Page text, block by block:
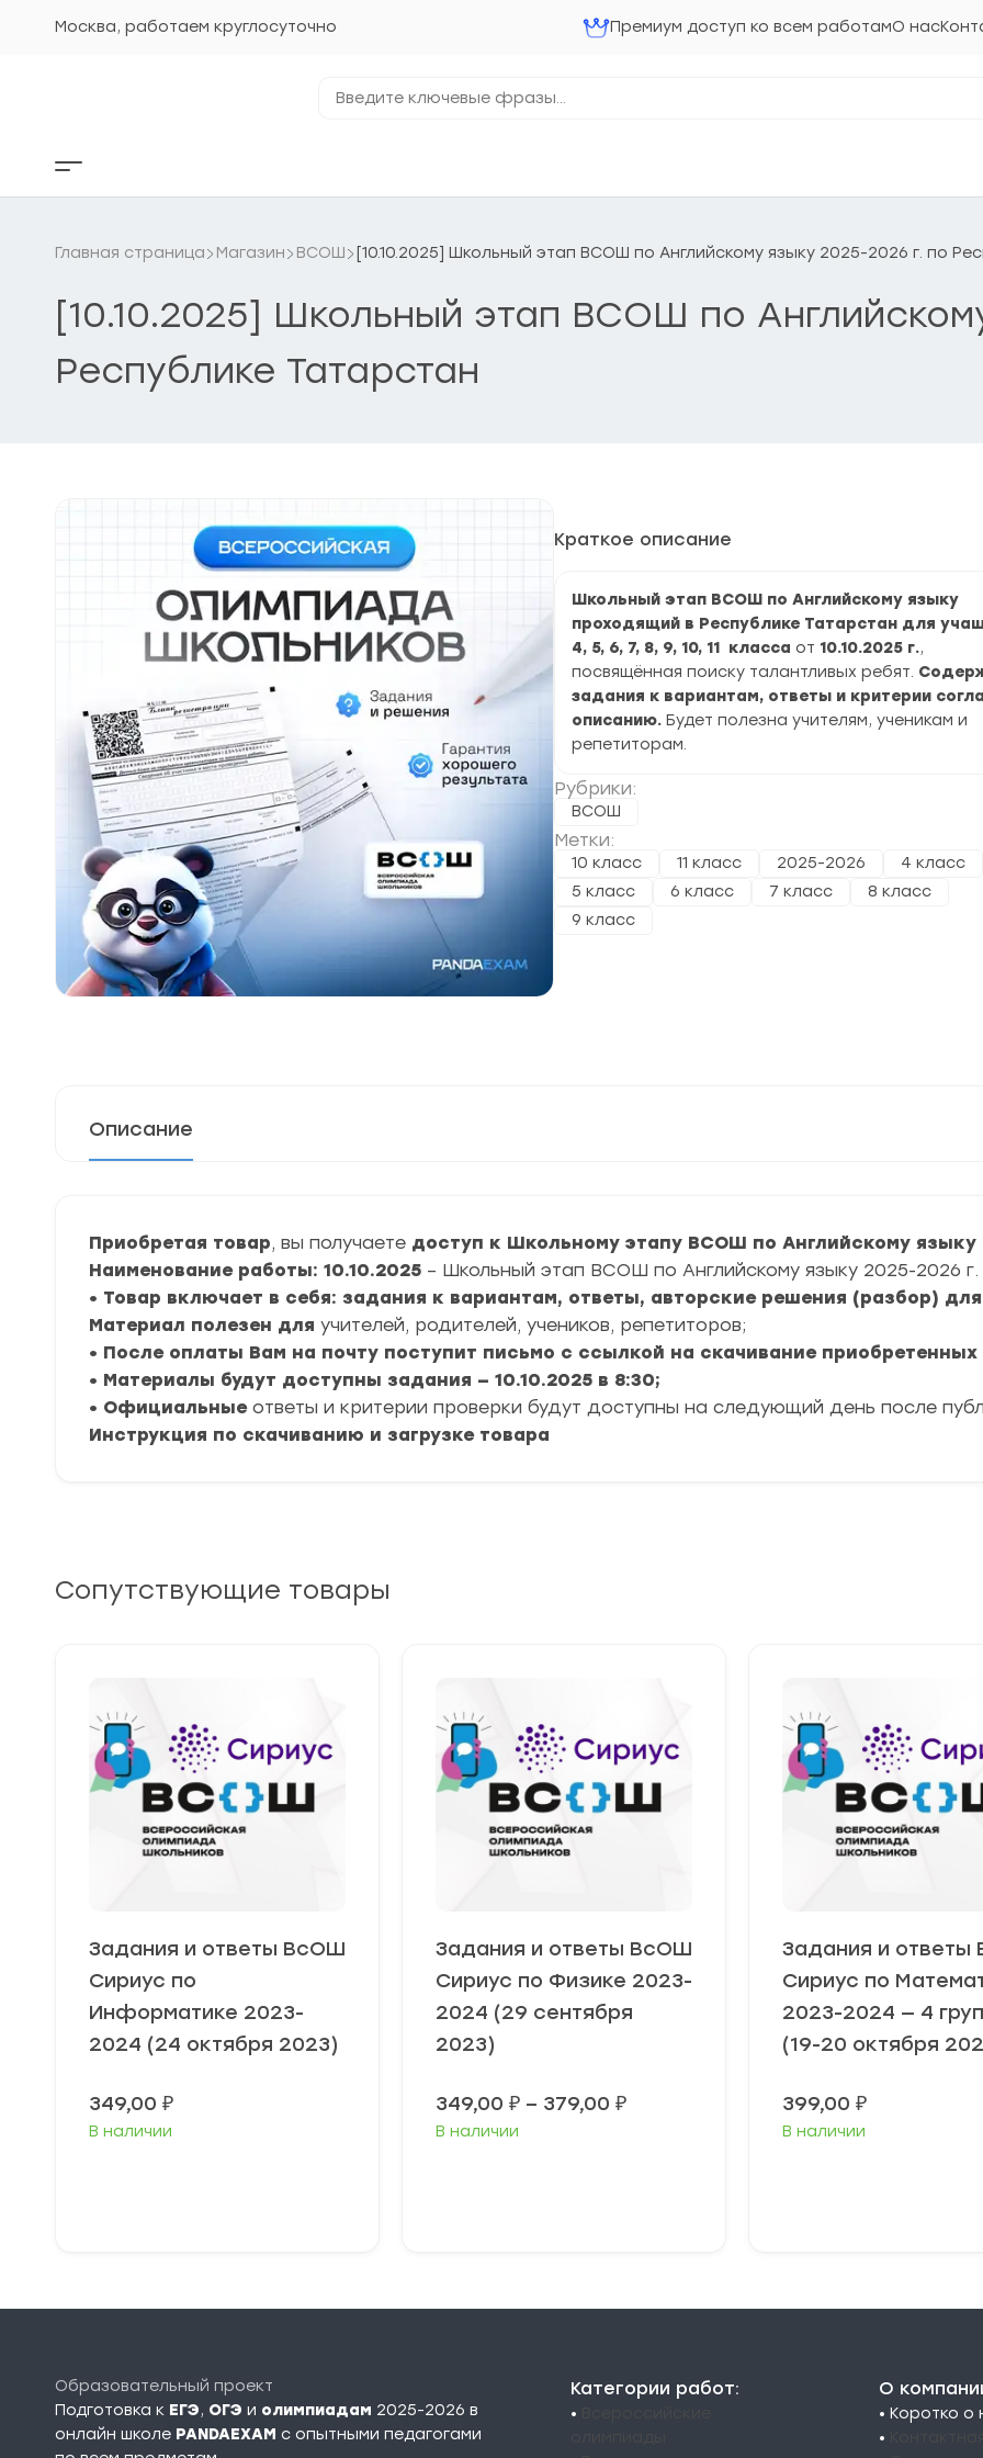
Москва, работаем круглосуточно Премиум доступ ко всем работамО нас
ключевые
Кнопка
бокового
Главная страница Магазин ВСОШ [10.10.2025] Школьный этап ВСОШ по Английскому языку 2025-2026 г. по
[10.10.2025] Школьный этап ВСОШ по
Республике Татарстан
Краткое описание
Школьный этап ВСОШ по Английскому языку
проходящий в Республике Татарстан для
4, 5, 6, 7, 8, 9, 10, 11 класса от 10.10.2025 г.,
посвящённая поиску талантливых ребят.
задания к вариантам, ответы и критерии
описанию. Будет полезна учителям, ученикам и
репетиторам.
Рубрики:
ВСОШ
Метки:
10 класс 11 класс 2025-2026
4 класс
5 класс
6 класс 7 класс
8 класс
9 класс
Описание
Приобретая товар, вы получаете доступ к Школьному этапу ВСОШ по Английскому языку
Наименование работы: 10.10.2025 – Школьный этап ВСОШ по Английскому языку 2025-2026 г.
• Товар включает в себя: задания к вариантам, ответы, авторские решения (разбор)
Материал полезен для учителей, родителей, учеников, репетиторов;
• После оплаты Вам на почту поступит письмо с ссылкой на скачивание приобретенных
• Материалы будут доступны задания — 10.10.2025 в 8:30;
• Официальные ответы и критерии проверки будут доступны на следующий день после
Инструкция по скачиванию и загрузке товара
Сопутствующие товары
Задания и ответы ВсОШ
Сириус по
Информатике 2023-
2024 (24 октября 2023)
349,00 ₽
В наличии
Задания и ответы ВсОШ
Сириус по Физике 2023-
2024 (29 сентября
2023)
349,00 ₽ – 379,00 ₽Диапазон
В наличии
Задания и
Сириус по
2023-2024 — 4
(19-20 октября
399,00 ₽
В наличии
Образовательный проект
Подготовка к ЕГЭ, ОГЭ и олимпиадам 2025-2026 в
онлайн школе PANDAEXAM c опытными педагогами
Категории работ:
•
О
• Коротко о
•